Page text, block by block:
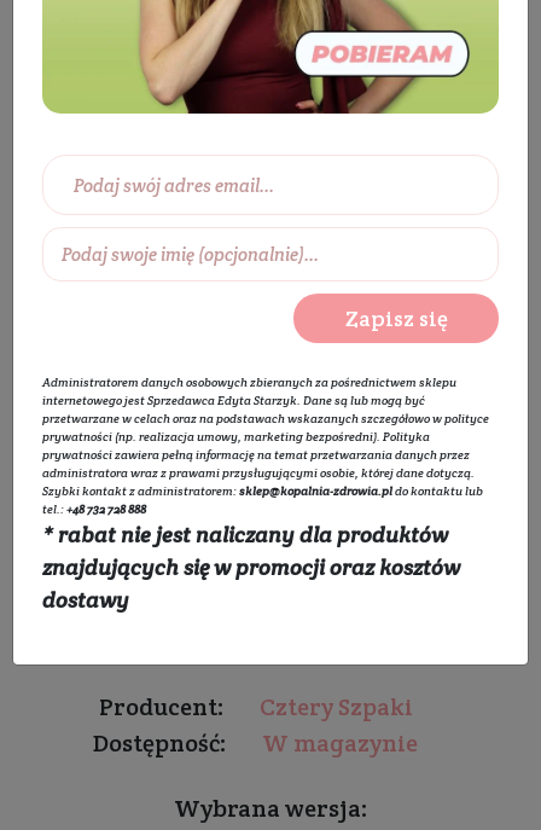
Mydło Lastryko
Do wszystkich rodzajów skóry
Producent:
Cztery Szpaki
Dostępność:
W magazynie
Wybrana wersja:
Zapisz się
Administratorem danych osobowych zbieranych za pośrednictwem sklepu
internetowego jest Sprzedawca Edyta Starzyk. Dane są lub mogą być
przetwarzane w celach oraz na podstawach wskazanych szczegółowo wpolityce
prywatności (np. realizacja umowy, marketing bezpośredni). Polityka
prywatnościzawiera pełną informację na temat przetwarzania danych przez
administratora wraz z prawami przysługującymi osobie, której dane dotyczą.
Szybki kontakt z administratorem:sklep@kopalnia-zdrowia.pldo kontaktu lub
tel.:+48 732 728 888
* rabat nie jest naliczany dla produktów
znajdujących się w promocji oraz kosztów
dostawy